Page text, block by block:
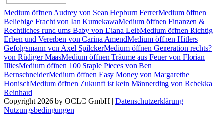
Medium öffnen Audrey von Sean Hepburn FerrerMedium öffnen
Beliebige Fracht von Ian KumekawaMedium öffnen Finanzen &
Rechtliches rund ums Baby von Diana LeibMedium öffnen Richtig
Erben und Vererben von Carina AmendMedium öffnen Hitlers
Gefolgsmann von Axel SpilckerMedium öffnen Generation rechts?
von Rüdiger MaasMedium öffnen Träume aus Feuer von Florian
IlliesMedium öffnen 100 Staple Pieces von Ben
BernschneiderMedium öffnen Easy Money von Margarethe
HonischMedium öffnen Zukunft ist kein Männerding von Rebekka
Reinhard
Copyright 2026 by OCLC GmbH | Datenschutzerklärung |
Nutzungsbedingungen